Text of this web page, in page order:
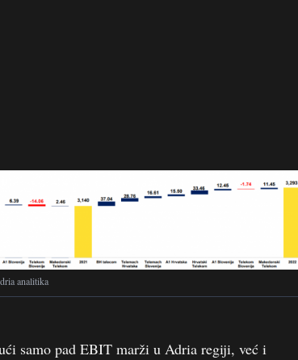
analitika
samo pad EBIT marži u Adria regiji, već i